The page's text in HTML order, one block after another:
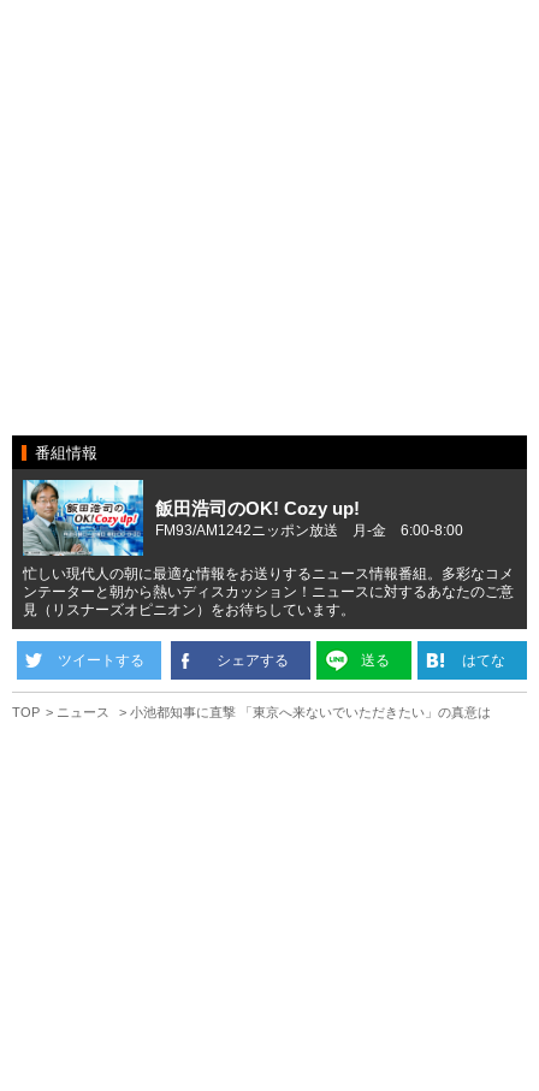
番組情報
飯田浩司のOK! Cozy up!
FM93/AM1242ニッポン放送 月-金 6:00-8:00
忙しい現代人の朝に最適な情報をお送りするニュース情報番組。多彩なコメ
ンテーターと朝から熱いディスカッション！ニュースに対するあなたのご意
見（リスナーズオピニオン）をお待ちしています。
ツイートする シェアする 送る はてな
TOP ニュース 小池都知事に直撃 「東京へ来ないでいただきたい」の真意は